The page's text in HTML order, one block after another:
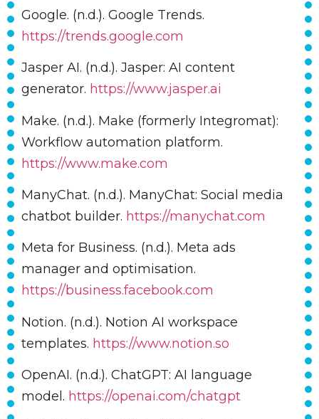
Google. (n.d.). Google Trends.
https://trends.google.com
Jasper AI. (n.d.). Jasper: AI content
generator. https://www.jasper.ai
Make. (n.d.). Make (formerly Integromat):
Workflow automation platform.
https://www.make.com
ManyChat. (n.d.). ManyChat: Social media
chatbot builder. https://manychat.com
Meta for Business. (n.d.). Meta ads
manager and optimisation.
https://business.facebook.com
Notion. (n.d.). Notion AI workspace
templates. https://www.notion.so
OpenAI. (n.d.). ChatGPT: AI language
model. https://openai.com/chatgpt